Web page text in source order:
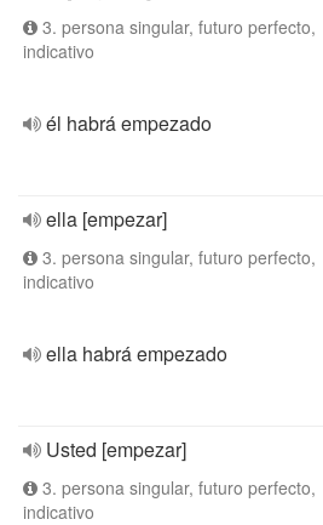
3. persona singular, futuro perfecto,
indicativo
él habrá empezado
ella [empezar]
3. persona singular, futuro perfecto,
indicativo
ella habrá empezado
Usted [empezar]
3. persona singular, futuro perfecto,
indicativo